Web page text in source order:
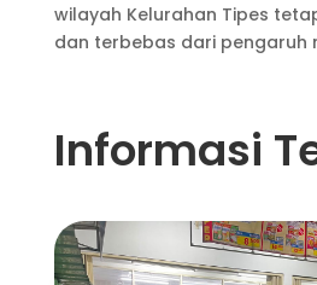
wilayah Kelurahan Tipes
dan terbebas dari pengaruh
Informasi